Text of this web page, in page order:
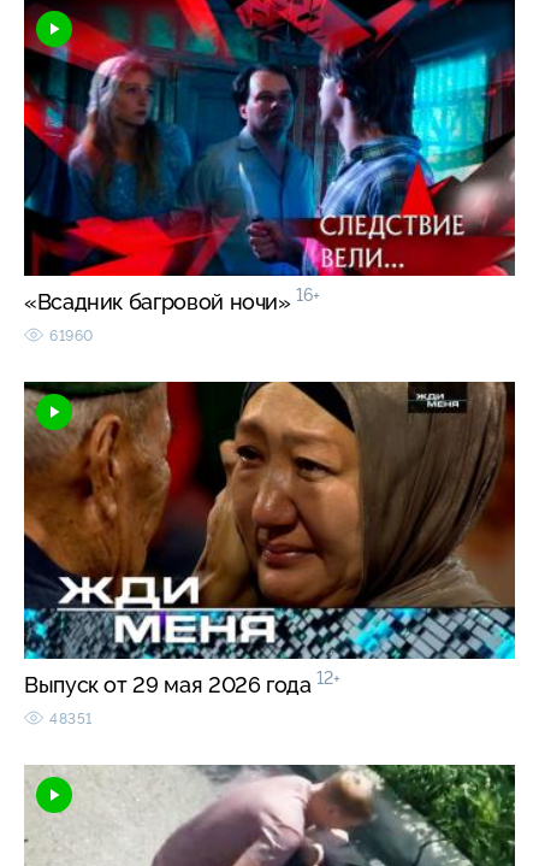
«Всадник багровой ночи» 16+
61960
Выпуск от 29 мая 2026 года 12+
48351